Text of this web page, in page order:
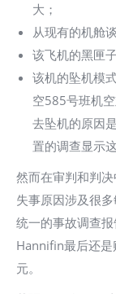
大；
从现有的机舱
该飞机的黑匣
该机的坠机模
空585号班机
去坠机的原因
置的调查显示
然而在审判和判
失事原因涉及很
统一的事故调查
Hannifin最后还
元。